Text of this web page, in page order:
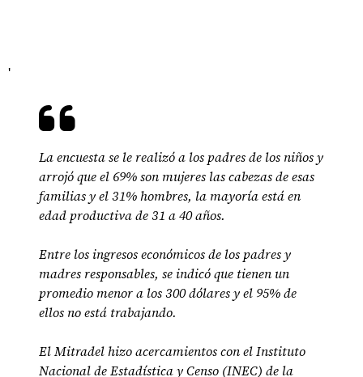
'
La encuesta se le realizó a los padres de los niños y
arrojó que el 69% son mujeres las cabezas de esas
familias y el 31% hombres, la mayoría está en
edad productiva de 31 a 40 años.
Entre los ingresos económicos de los padres y
madres responsables, se indicó que tienen un
promedio menor a los 300 dólares y el 95% de
ellos no está trabajando.
El Mitradel hizo acercamientos con el Instituto
Nacional de Estadística y Censo (INEC) de la